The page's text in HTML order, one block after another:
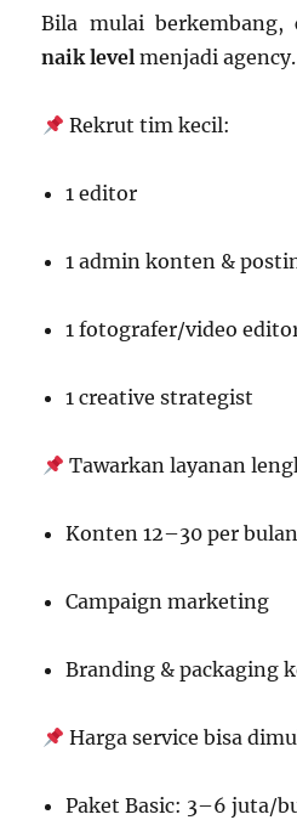
Bila mulai berkembang,
naik level menjadi
Rekrut tim kecil:
1 editor
1 admin konten &
1 fotografer/video
1 creative strategist
Tawarkan layanan
Konten 12–30 per bulan
Campaign marketing
Branding & packaging
Harga service bisa
Paket Basic: 3–6 juta/